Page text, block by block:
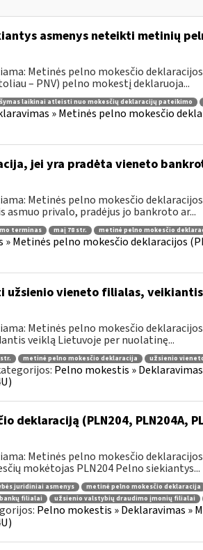
asmenys neteikti metinių
Metinės pelno mokesčio deklaracijos
– PNV) pelno mokestį deklaruoja...
laikinai atleisti nuo mokesčių deklaracijų pateikimo
» Metinės pelno mokesčio
jei yra pradėta vieneto
Metinės pelno mokesčio deklaracijos
asmuo privalo, pradėjus jo bankroto ar...
terminas maį 78 str. metinė pelno mokesčio
Metinės pelno mokesčio deklaracijos
užsienio vieneto filialas,
Metinės pelno mokesčio deklaracijos
veiklą Lietuvoje per nuolatinę...
metinė pelno mokesčio deklaracija
užsienio
Pelno mokestis »
(PLN204, PLN204A,
Metinės pelno mokesčio deklaracijos
mokėtojas PLN204 Pelno siekiantys...
juridiniai asmenys metinė pelno mokesčio deklaracija
filialai užsienio valstybių draudimo įmonių filialai
Pelno mokestis » Deklaravimas »